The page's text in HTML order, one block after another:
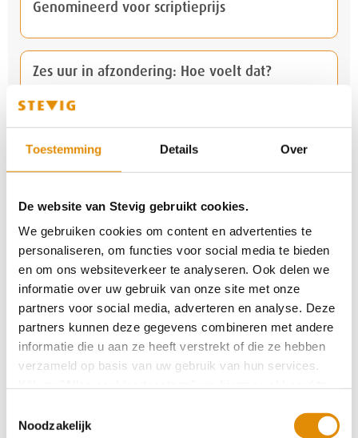
Toestemming Details Over
De website van Stevig gebruikt cookies.
We gebruiken cookies om content en advertenties te
personaliseren, om functies voor social media te bieden
en om ons websiteverkeer te analyseren. Ook delen we
informatie over uw gebruik van onze site met onze
partners voor social media, adverteren en analyse. Deze
partners kunnen deze gegevens combineren met andere
informatie die u aan ze heeft verstrekt of die ze hebben
verzameld op basis van uw gebruik van hun services.
Op onze privacypagina kunt u meer lezen over onze
Noodzakelijk
Genomineerd voor scriptieprijs
Zes uur in afzondering: Hoe voelt dat?
Verlenging certificaat Keurmerkinstituut
door Laura: Niet zo feestige feestdagen
Sociaal netwerk is cruciaal in een behandeling
Symposium LVB, kijk terug